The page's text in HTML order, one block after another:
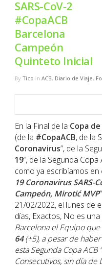
OTROS
FORMACIÓN
NBA
MULTIMEDIA
SARS-CoV-2
#CopaACB
Barcelona
Campeón
Quinteto Inicial
By Tico in ACB, Diario de Viaje,
En la Final de la Copa de
(de la #CopaACB, de la
Coronavirus”, de la
19”, de la Segunda Copa
como ya escribíamos en
19 Coronavirus SARS-
Campeón, Mirotić MVP
21/02/2022, el lunes de
días, Exactos, No es
Barcelonael Equipo que
64(+5), a pesar de
esta Segunda Copa ACB
Consecutivos, sin día de